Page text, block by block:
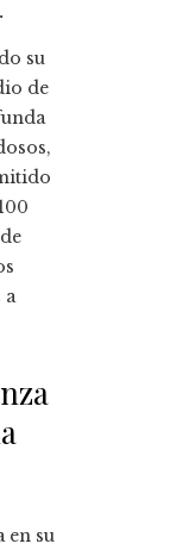
su
de
a
en su